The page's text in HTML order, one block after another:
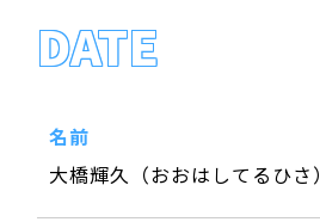
DATE
名前
大橋輝久（おおはしてるひさ）